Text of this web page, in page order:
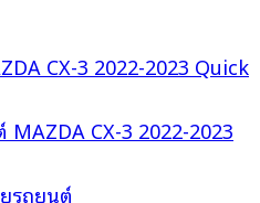
Quick
รถยนต์